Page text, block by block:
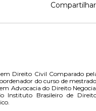
Compartilhar
Direito Civil Comparado
do curso de
Advocacia do Direito
Instituto Brasileiro de